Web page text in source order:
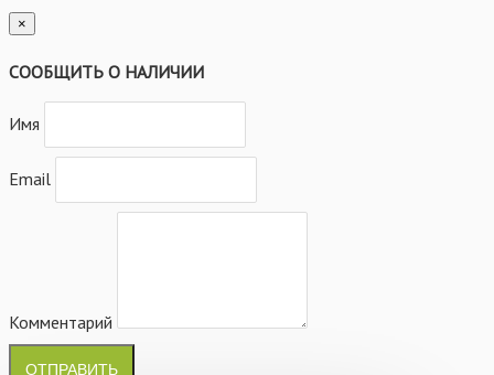
×
СООБЩИТЬ О НАЛИЧИИ
Имя
Email
Комментарий
ОТПРАВИТЬ